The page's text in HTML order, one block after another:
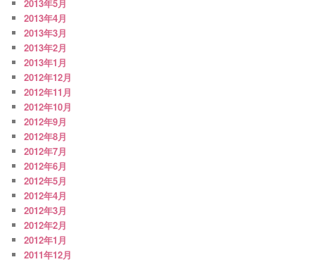
2013年5月
2013年4月
2013年3月
2013年2月
2013年1月
2012年12月
2012年11月
2012年10月
2012年9月
2012年8月
2012年7月
2012年6月
2012年5月
2012年4月
2012年3月
2012年2月
2012年1月
2011年12月